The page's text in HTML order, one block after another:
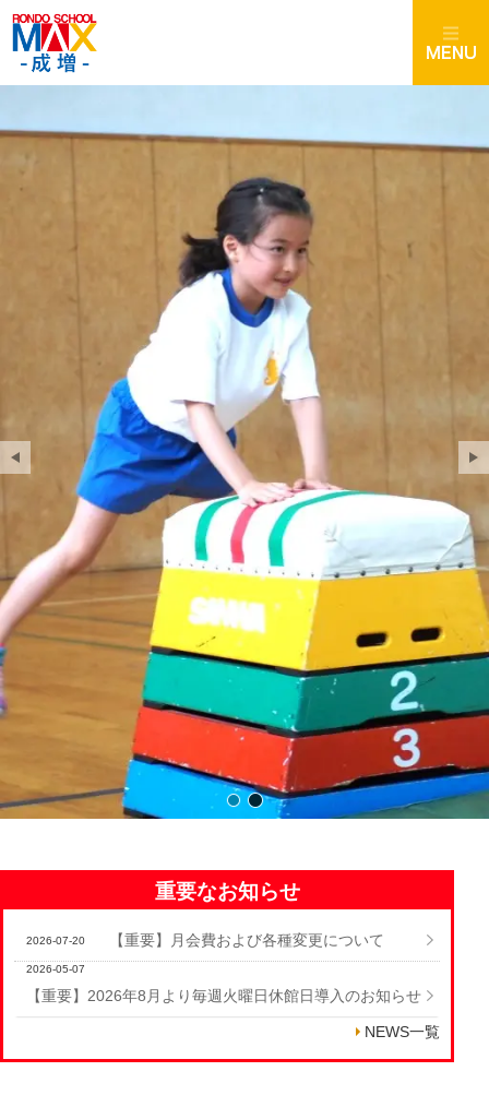
重要なお知らせ
2026-07-20 【重要】月会費および各種変更について
2026-05-07
【重要】2026年8月より毎週火曜日休館日導入のお知らせ
NEWS一覧